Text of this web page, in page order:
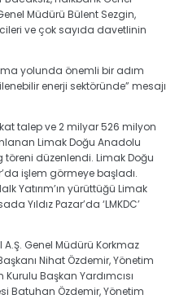
Müdürü Bülent Sezgin,
ve çok sayıda davetlinin
yolunda önemli bir adım
enerji sektöründe” mesajı
talep ve 2 milyar 526 milyon
Limak Doğu Anadolu
düzenlendi. Limak Doğu
işlem görmeye başladı.
Yatırım’ın yürüttüğü Limak
Yıldız Pazar’da ‘LMKDC’
Genel Müdürü Korkmaz
Nihat Özdemir, Yönetim
Başkan Yardımcısı
Batuhan Özdemir, Yönetim